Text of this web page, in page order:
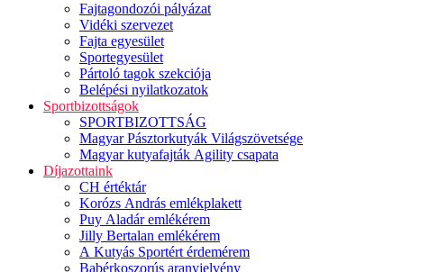
Fajtagondozói pályázat
Vidéki szervezet
Fajta egyesület
Sportegyesület
Pártoló tagok szekciója
Belépési nyilatkozatok
Sportbizottságok
SPORTBIZOTTSÁG
Magyar Pásztorkutyák Világszövetsége
Magyar kutyafajták Agility csapata
Díjazottaink
CH értéktár
Korózs András emlékplakett
Puy Aladár emlékérem
Jilly Bertalan emlékérem
A Kutyás Sportért érdemérem
Babérkoszorús aranyjelvény